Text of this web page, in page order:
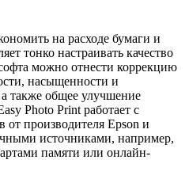
на расходе бумаги и
тонко настраивать качество
можно отнести коррекцию
насыщенности и
также общее улучшение
Photo Print работает с
производителя Epson и
источниками, например,
памяти или онлайн-